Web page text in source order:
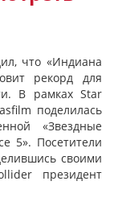
что «Индиана
рекорд для
В рамках Star
поделилась
«Звездные
5». Посетители
своими
президент